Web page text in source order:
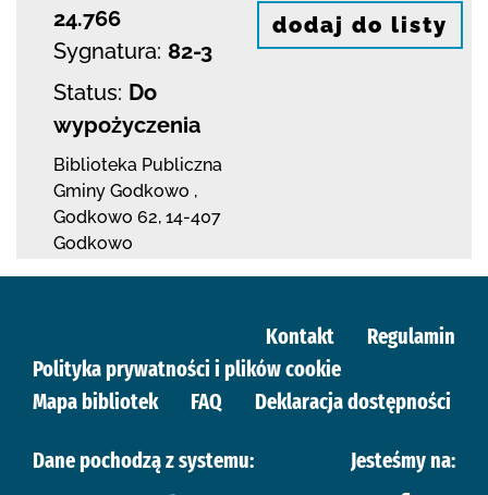
24.766
Sygnatura: 82-3
Status: Do
wypożyczenia
Biblioteka Publiczna
Gminy Godkowo ,
Godkowo 62, 14-407
Godkowo
dodaj do listy
Kontakt
Regulamin
Polityka prywatności i plików cookie
Mapa bibliotek
FAQ Deklaracja dostępności
Dane pochodzą z systemu: Jesteśmy na: